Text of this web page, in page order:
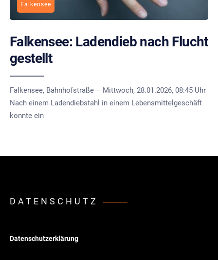
Falkensee
Falkensee: Ladendieb nach Flucht
gestellt
Falkensee, Bahnhofstraße – Mittwoch, 28.01.2026, 08:45 Uhr
Nach einem Ladendiebstahl in einem Lebensmittelgeschäft
konnte ein
DATENSCHUTZ
Datenschutzerklärung